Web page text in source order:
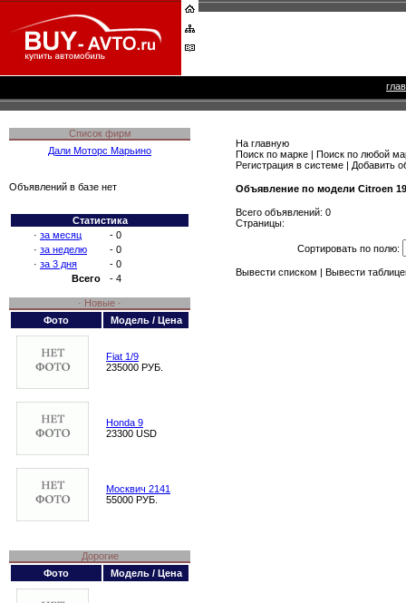
Список фирм
Дали Моторс Марьино
Объявлений в базе нет
Статистика
· за месяц
- 0
· за неделю
- 0
· за 3 дня
- 0
Всего
- 4
· Новые ·
Фото
Модель / Цена
Fiat 1/9
235000 РУБ.
Honda 9
23300 USD
Москвич 2141
55000 РУБ.
Дорогие
Фото
Модель / Цена
На главную
Поиск по марке | Поиск по любой
Регистрация в системе | Добавить
Объявление по модели Citroen
Всего объявлений: 0
Страницы:
Сортировать по полю:
Вывести списком Вывести